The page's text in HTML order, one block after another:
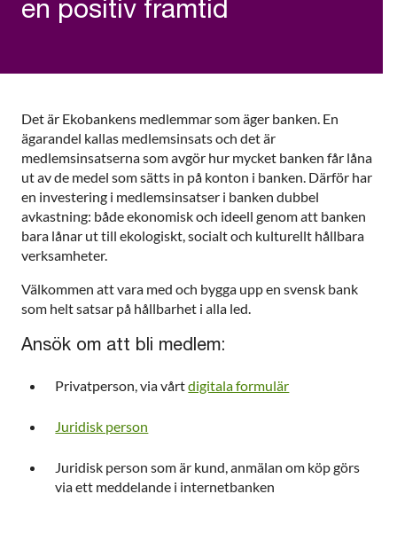
en positiv framtid
Det är Ekobankens medlemmar som äger banken. En
ägarandel kallas medlemsinsats och det är
medlemsinsatserna som avgör hur mycket banken får låna
ut av de medel som sätts in på konton i banken. Därför har
en investering i medlemsinsatser i banken dubbel
avkastning: både ekonomisk och ideell genom att banken
bara lånar ut till ekologiskt, socialt och kulturellt hållbara
verksamheter.
Välkommen att vara med och bygga upp en svensk bank
som helt satsar på hållbarhet i alla led.
Ansök om att bli medlem:
Privatperson, via vårtdigitala formulär
Juridisk person
Juridisk person som är kund, anmälan om köp görs
via ett meddelande i internetbanken